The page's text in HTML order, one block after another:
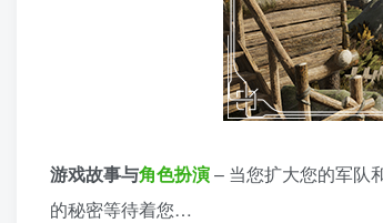
游戏故事与角色扮演– 当您扩大您的军队
的秘密等待着您…